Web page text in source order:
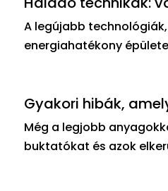
A legújabb
energiahatékony
Gyakori hibák,
Még a legjobb
buktatókat és azok